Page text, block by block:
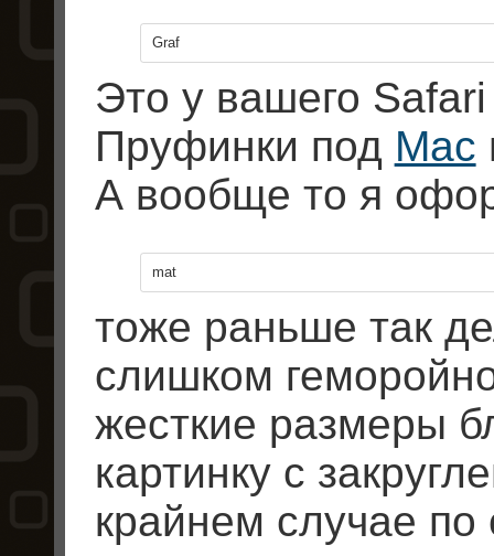
Graf
Это у вашего
Пруфинки под Mac
А вообще то я
mat
тоже раньше так
слишком
жесткие размеры
картинку с
крайнем случае